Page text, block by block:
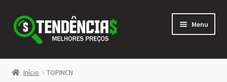
Pular
para
navegação
Pular
para
conteúdo
Menu
LOJA
Início TOPINCN